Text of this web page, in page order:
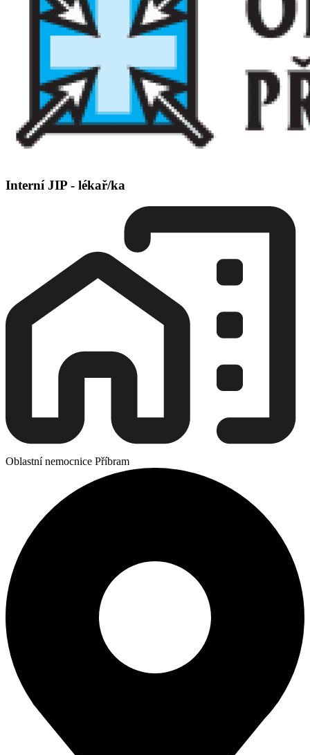
Interní JIP - lékař/ka
Oblastní nemocnice Příbram